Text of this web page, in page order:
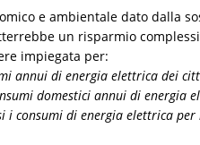
e ambientale dato dalla
un risparmio
impiegata per:
annui di energia elettrica dei
domestici annui di energia
i consumi di energia elettrica